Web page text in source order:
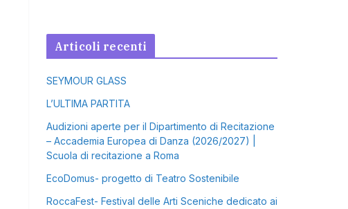
Articoli recenti
SEYMOUR GLASS
L’ULTIMA PARTITA
Audizioni aperte per il Dipartimento di Recitazione
– Accademia Europea di Danza (2026/2027) |
Scuola di recitazione a Roma
EcoDomus- progetto di Teatro Sostenibile
RoccaFest- Festival delle Arti Sceniche dedicato ai